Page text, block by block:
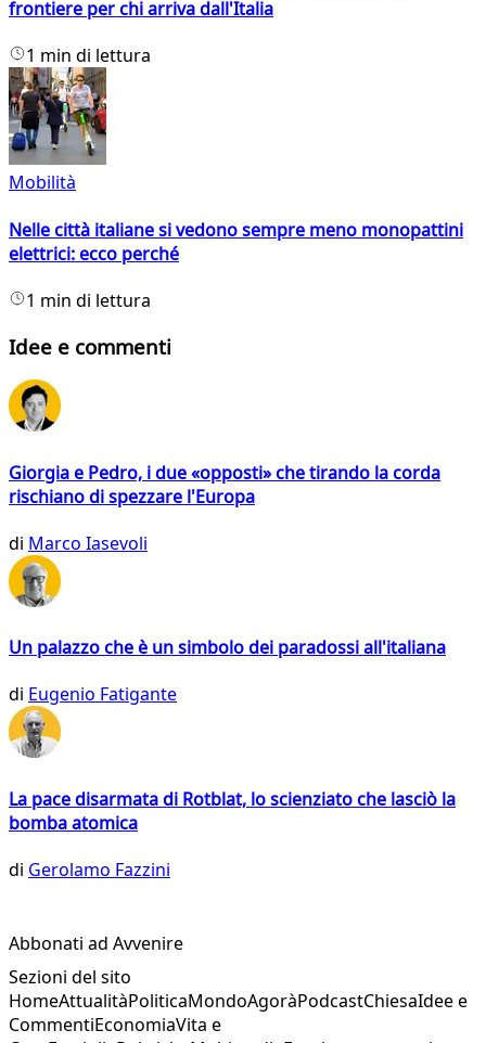
frontiere per chi arriva dall'Italia
1 min di lettura
Mobilità
Nelle città italiane si vedono sempre meno monopattini
elettrici: ecco perché
1 min di lettura
Idee e commenti
Giorgia e Pedro, i due «opposti» che tirando la corda
rischiano di spezzare l'Europa
di Marco Iasevoli
Un palazzo che è un simbolo dei paradossi all'italiana
di Eugenio Fatigante
La pace disarmata di Rotblat, lo scienziato che lasciò la
bomba atomica
di Gerolamo Fazzini
Abbonati ad Avvenire
Sezioni del sito
HomeAttualitàPoliticaMondoAgoràPodcastChiesaIdee e
CommentiEconomiaVita e